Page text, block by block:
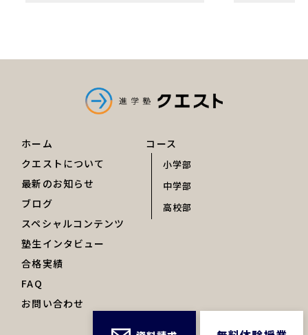
ホーム
クエストについて
最新のお知らせ
ブログ
コース
小学部
中学部
高校部
スペシャルコンテンツ
塾生インタビュー
合格実績
FAQ
お問い合わせ